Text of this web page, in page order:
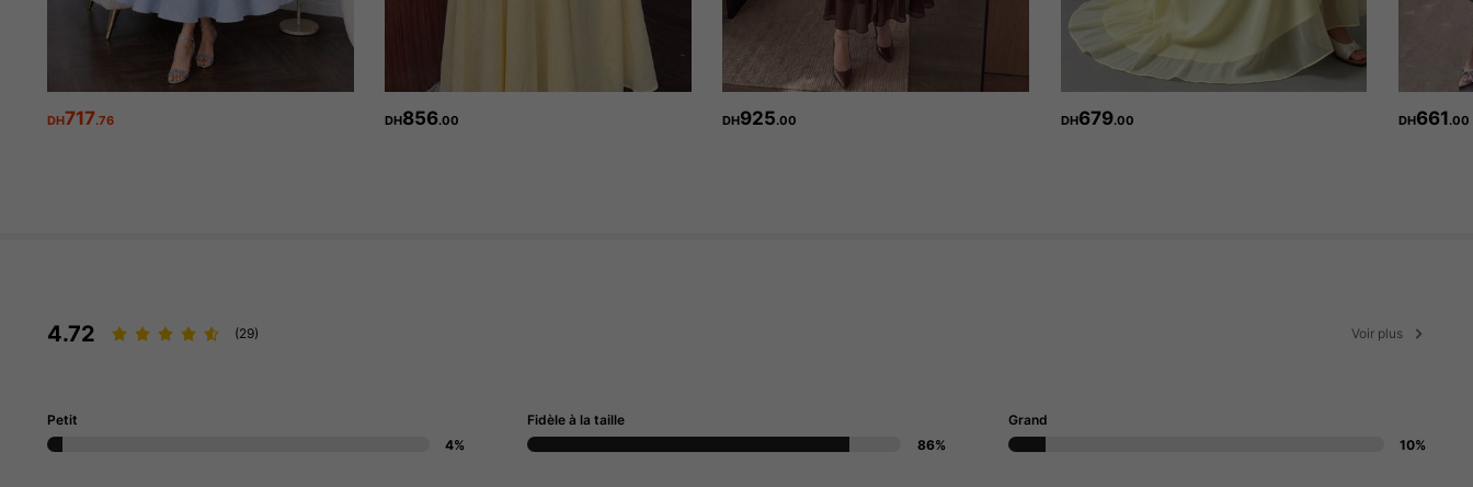
DH717.76 DH856.00 DH925.00 DH679.00 DH661.00
4.72 (29) Voir plus
Petit
4%
Fidèle à la taille
86%
Grand
10%